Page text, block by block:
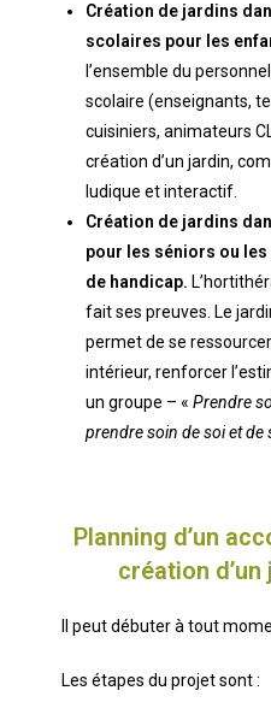
Création de jardins
scolaires pour les
l’ensemble du
scolaire (enseignants,
cuisiniers, animateurs
création d’un jardin,
ludique et interactif.
Création de jardins
pour les séniors ou
de handicap.
fait ses preuves. Le
permet de se
intérieur, renforcer
un groupe – «Prendre
prendre soin de soi et de
Planning d’un
création
Il peut débuter à tout
Les étapes du projet sont :